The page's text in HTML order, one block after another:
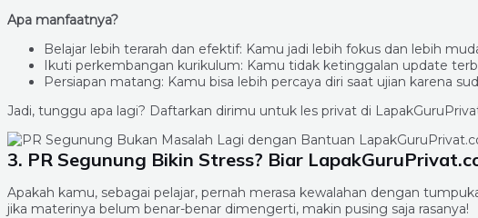
Apa manfaatnya?
Belajar lebih terarah dan efektif: Kamu jadi lebih fokus dan lebih
Ikuti perkembangan kurikulum: Kamu tidak ketinggalan update
Persiapan matang: Kamu bisa lebih percaya diri saat ujian karena
Jadi, tunggu apa lagi? Daftarkan dirimu untuk les privat di
3. PR Segunung Bikin Stress? Biar
Apakah kamu, sebagai pelajar, pernah merasa kewalahan dengan
jika materinya belum benar-benar dimengerti, makin pusing saja rasanya!